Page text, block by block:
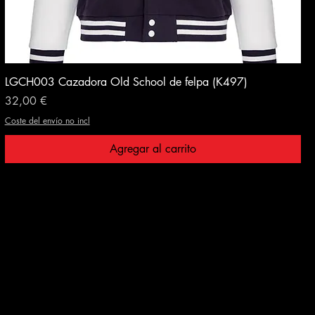
LGCH003 Cazadora Old School de felpa (K497)
Precio
32,00 €
Coste del envío no incl
Agregar al carrito